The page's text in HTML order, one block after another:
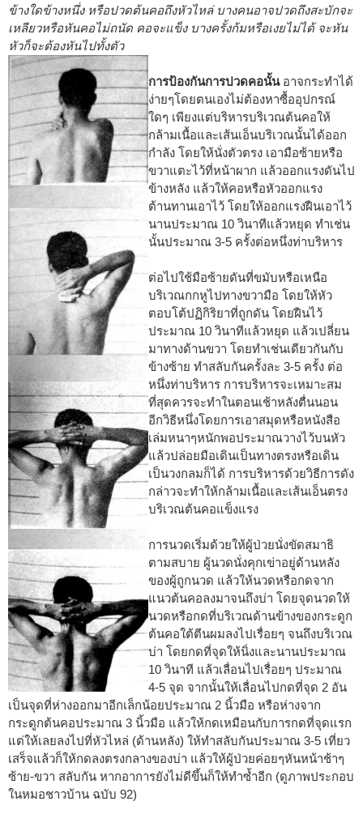
ข้างใดข้างหนึ่ง หรือปวดต้นคอถึงหัวไหล่ บางคนอาจปวดถึงสะบักจะ
เหลียวหรือหันคอไม่ถนัด คอจะแข็ง บางครั้งก้มหรือเงยไม่ได้ จะหัน
หัวก็จะต้องหันไปทั้งตัว
การป้องกันการปวดคอนั้น อาจกระทำได้
ง่ายๆโดยตนเองไม่ต้องหาซื้ออุปกรณ์
ใดๆ เพียงแต่บริหารบริเวณต้นคอให้
กล้ามเนื้อและเส้นเอ็นบริเวณนั้นได้ออก
กำลัง โดยให้นั่งตัวตรง เอามือซ้ายหรือ
ขวาแตะไว้ที่หน้าผาก แล้วออกแรงดันไป
ข้างหลัง แล้วให้คอหรือหัวออกแรง
ต้านทานเอาไว้ โดยให้ออกแรงฝืนเอาไว้
นานประมาณ 10 วินาทีแล้วหยุด ทำเช่น
นั้นประมาณ 3-5 ครั้งต่อหนึ่งท่าบริหาร
ต่อไปใช้มือซ้ายดันที่ขมับหรือเหนือ
บริเวณกกหูไปทางขวามือ โดยให้หัว
ตอบโต้ปฏิกิริยาที่ถูกดัน โดยฝืนไว้
ประมาณ 10 วินาทีแล้วหยุด แล้วเปลี่ยน
มาทางด้านขวา โดยทำเช่นเดียวกันกับ
ข้างซ้าย ทำสลับกันครั้งละ 3-5 ครั้ง ต่อ
หนึ่งท่าบริหาร การบริหารจะเหมาะสม
ที่สุดควรจะทำในตอนเช้าหลังตื่นนอน
อีกวิธีหนึ่งโดยการเอาสมุดหรือหนังสือ
เล่มหนาๆหนักพอประมาณวางไว้บนหัว
แล้วปล่อยมือเดินเป็นทางตรงหรือเดิน
เป็นวงกลมก็ได้ การบริหารด้วยวิธีการดัง
กล่าวจะทำให้กล้ามเนื้อและเส้นเอ็นตรง
บริเวณต้นคอแข็งแรง
การนวดเริ่มด้วยให้ผู้ป่วยนั่งขัดสมาธิ
ตามสบาย ผู้นวดนั่งคุกเข่าอยู่ด้านหลัง
ของผู้ถูกนวด แล้วให้นวดหรือกดจาก
แนวต้นคอลงมาจนถึงบ่า โดยจุดนวดให้
นวดหรือกดที่บริเวณด้านข้างของกระดูก
ต้นคอใต้ตีนผมลงไปเรื่อยๆ จนถึงบริเวณ
บ่า โดยกดที่จุดให้นิ่งและนานประมาณ
10 วินาที แล้วเลื่อนไปเรื่อยๆ ประมาณ
4-5 จุด จากนั้นให้เลื่อนไปกดที่จุด 2 อัน
เป็นจุดที่ห่างออกมาอีกเล็กน้อยประมาณ 2 นิ้วมือ หรือห่างจาก
กระดูกต้นคอประมาณ 3 นิ้วมือ แล้วให้กดเหมือนกับการกดที่จุดแรก
แต่ให้เลยลงไปที่หัวไหล่ (ด้านหลัง) ให้ทำสลับกันประมาณ 3-5 เที่ยว
เสร็จแล้วก็ให้กดลงตรงกลางของบ่า แล้วให้ผู้ป่วยค่อยๆหันหน้าช้าๆ
ซ้าย-ขวา สลับกัน หากอาการยังไม่ดีขึ้นก็ให้ทำซ้ำอีก (ดูภาพประกอบ
ในหมอชาวบ้าน ฉบับ 92)